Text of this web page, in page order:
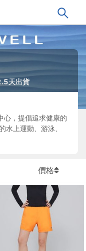
天出貨
心，提倡追求健康的
水上運動、游泳、
價格